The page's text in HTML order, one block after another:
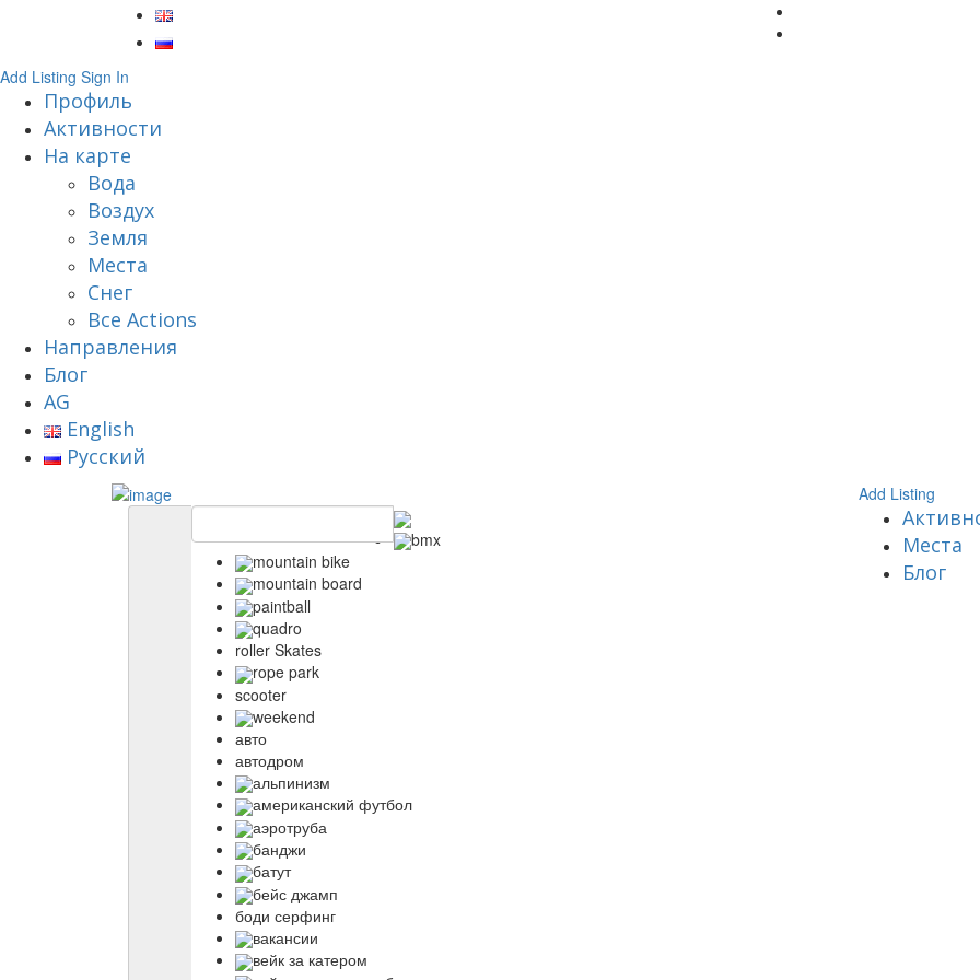
Add Listing Sign In
Профиль
Активности
На карте
Вода
Воздух
Земля
Места
Снег
Все Actions
Направления
Блог
AG
English
Русский
bmx
mountain bike
mountain board
paintball
quadro
roller Skates
rope park
scooter
weekend
авто
автодром
альпинизм
американский футбол
аэротруба
банджи
батут
бейс джамп
боди серфинг
вакансии
вейк за катером
Add Listing
Места
Блог